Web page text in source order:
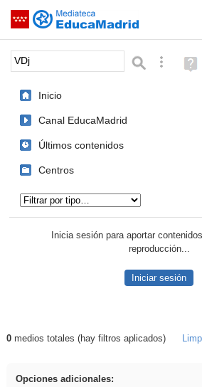
Saltar navegación
Palabra o frase: BúsquedaAyuda
(en
Inicio
Canal EducaMadrid
Últimos contenidos
Centros
Inicia sesión para aportar
reproducción...
Iniciar sesión
Resultados de: VDj
0medios totales (hay filtros aplicados)
Opciones adicionales: